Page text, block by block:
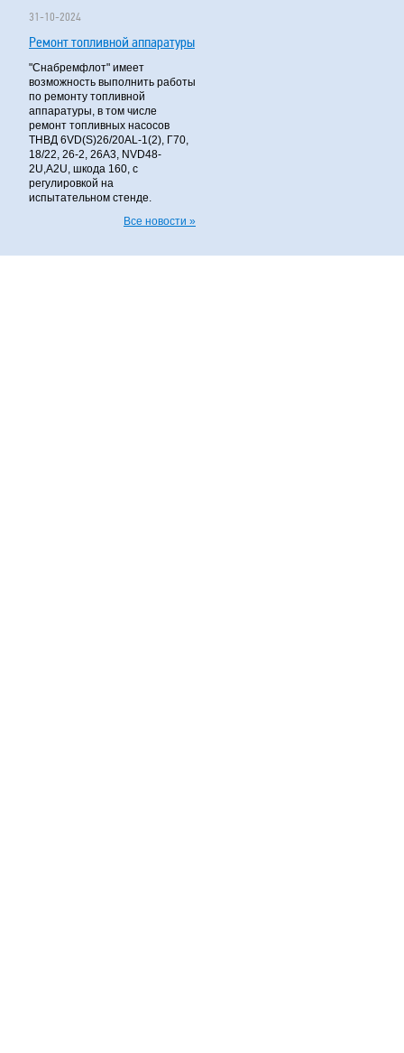
31-10-2024
Ремонт топливной аппаратуры
"Снабремфлот" имеет
возможность выполнить работы
по ремонту топливной
аппаратуры, в том числе
ремонт топливных насосов
ТНВД 6VD(S)26/20AL-1(2), Г70,
18/22, 26-2, 26А3, NVD48-
2U,A2U, шкода 160, с
регулировкой на
испытательном стенде.
Все новости »